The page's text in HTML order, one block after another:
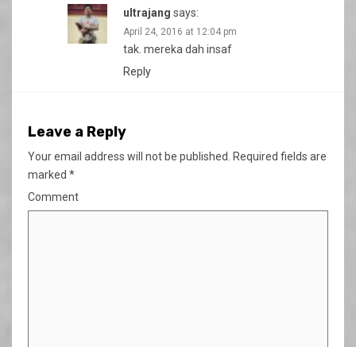
ultrajang says:
April 24, 2016 at 12:04 pm
tak. mereka dah insaf
Reply
Leave a Reply
Your email address will not be published. Required fields are
marked *
Comment